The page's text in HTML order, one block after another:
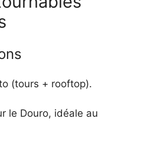
(tours + rooftop).
le Douro, idéale au